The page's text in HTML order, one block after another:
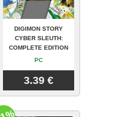
DIGIMON STORY
CYBER SLEUTH:
COMPLETE EDITION
PC
3.39 €